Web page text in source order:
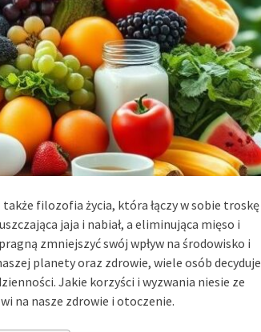
filozofia życia, która łączy w sobie troskę
jaja i nabiał, a eliminująca mięso i
zmniejszyć swój wpływ na środowisko i
planety oraz zdrowie, wiele osób decyduje
Jakie korzyści i wyzwania niesie ze
na nasze zdrowie i otoczenie.